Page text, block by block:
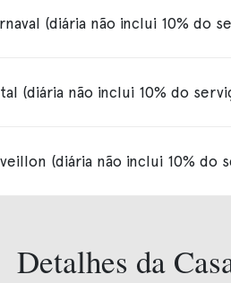
(diária não inclui 10% do
(diária não inclui 10% do
(diária não inclui 10% do
Detalhes da